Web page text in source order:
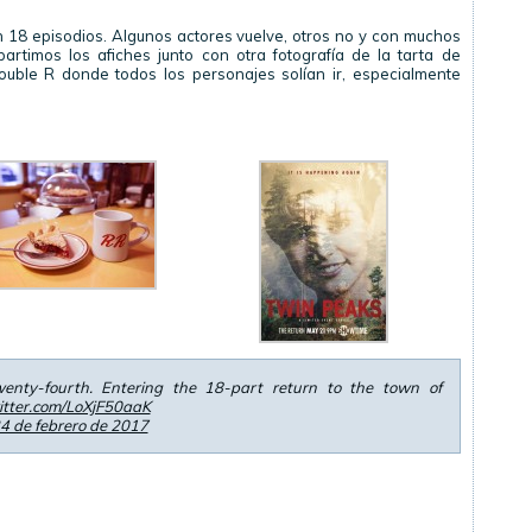
episodios. Algunos actores vuelve, otros no y con muchos
los afiches junto con otra fotografía de la tarta de
R donde todos los personajes solían ir, especialmente
fourth. Entering the 18-part return to the town of
LoXjF50aaK
de febrero de 2017